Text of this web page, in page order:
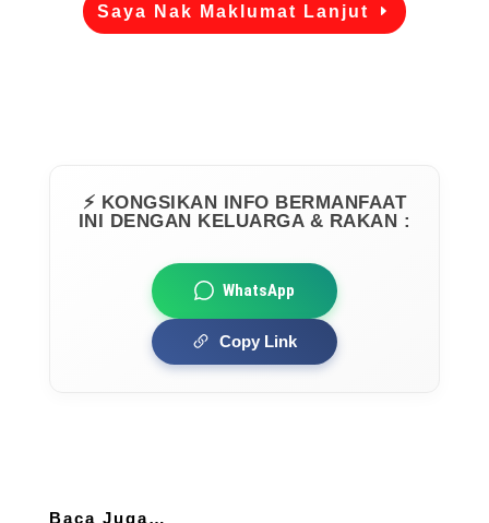
Saya Nak Maklumat Lanjut
⚡ KONGSIKAN INFO BERMANFAAT
INI DENGAN KELUARGA & RAKAN :
WhatsApp
Copy Link
Baca Juga…